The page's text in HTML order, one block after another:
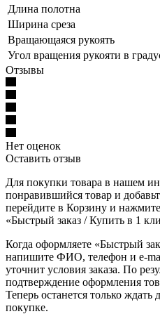
Длина полотна
Ширина среза
Вращающаяся рукоять
Угол вращения рукояти в
Отзывы
Нет оценок
Оставить отзыв
Для покупки товара в нашем
понравившийся товар и
перейдите в Корзину и
«Быстрый заказ / Купить в 1
Когда оформляете «Быстрый
напишите ФИО, телефон и e-
уточнит условия заказа. По
подтверждение оформления
Теперь останется только ждать
покупке.